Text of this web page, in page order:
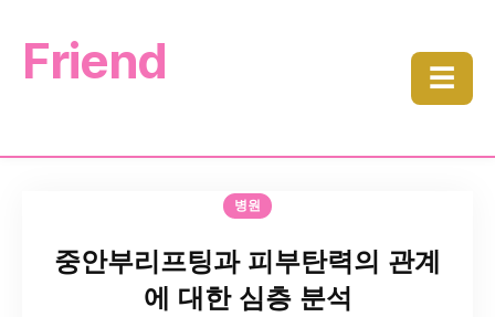
Friend ☰
병원
중안부리프팅과 피부탄력의 관계
에 대한 심층 분석